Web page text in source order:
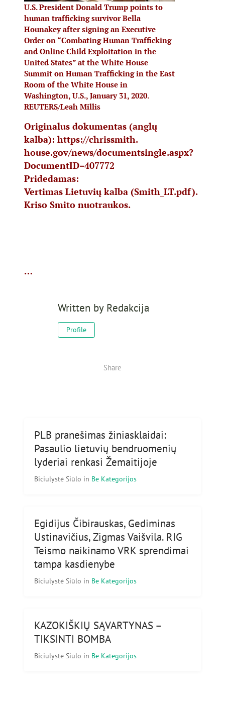
U.S. President Donald Trump points to
human trafficking survivor Bella
Hounakey after signing an Executive
Order on “Combating Human Trafficking
and Online Child Exploitation in the
United States” at the White House
Summit on Human Trafficking in the East
Room of the White House in
Washington, U.S., January 31, 2020.
REUTERS/Leah Millis
Originalus dokumentas (anglų
kalba): https://chrissmith.
house.gov/news/documentsingle.aspx?
DocumentID=407772
Pridedamas:
Vertimas Lietuvių kalba (Smith_LT.pdf).
Kriso Smito nuotraukos.
…
Written by Redakcija
Profile
Share
PLB pranešimas žiniasklaidai:
Pasaulio lietuvių bendruomenių
lyderiai renkasi Žemaitijoje
Biciulystė Siūlo in Be Kategorijos
Egidijus Čibirauskas, Gediminas
Ustinavičius, Zigmas Vaišvila. RIG
Teismo naikinamo VRK sprendimai
tampa kasdienybe
Biciulystė Siūlo in Be Kategorijos
KAZOKIŠKIŲ SĄVARTYNAS –
TIKSINTI BOMBA
Biciulystė Siūlo in Be Kategorijos